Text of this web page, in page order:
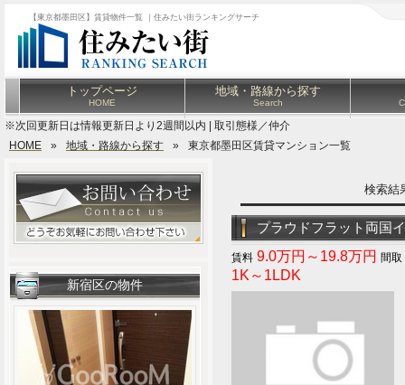
【東京都墨田区】賃貸物件一覧 ｜住みたい街ランキングサーチ
トップページ
HOME
地域・路線から探す
Search
※次回更新日は情報更新日より2週間以内 | 取引態様／仲介
HOME
» 地域・路線から探す » 東京都墨田区賃貸マンション一覧
検索
プラウドフラット両国
9.0万円～19.8万円
1K～1LDK
新宿区の物件